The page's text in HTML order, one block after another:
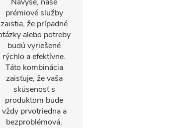
prémiové služby
zaistia, že prípadné
alebo potreby
budú vyriešené
rýchlo a efektívne.
Táto kombinácia
zaisťuje, že vaša
skúsenosť s
produktom bude
vždy prvotriedna a
bezproblémová.